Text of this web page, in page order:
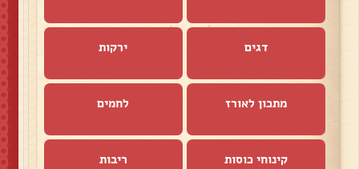
דגים ירקות
מתכון לאורז לחמים
קינוחי כוסות ריבות